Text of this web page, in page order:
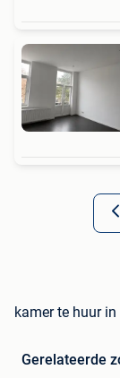
kamer te huur
Gerelateerde